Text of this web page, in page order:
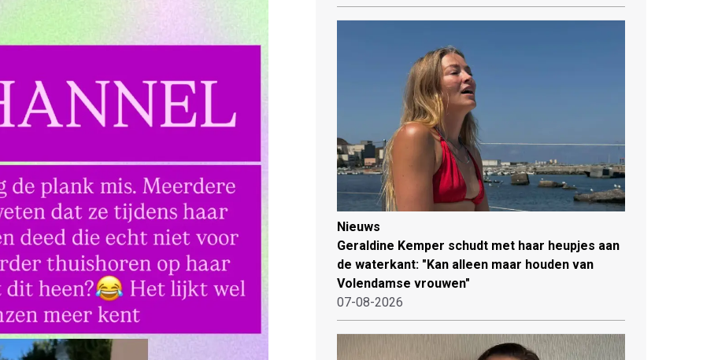
Nieuws
Geraldine Kemper schudt met haar heupjes aan
de waterkant: "Kan alleen maar houden van
Volendamse vrouwen"
07-08-2026